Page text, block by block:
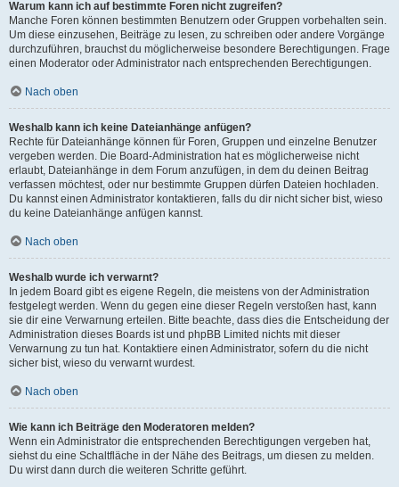
Warum kann ich auf bestimmte Foren nicht zugreifen?
Manche Foren können bestimmten Benutzern oder Gruppen vorbehalten sein.
Um diese einzusehen, Beiträge zu lesen, zu schreiben oder andere Vorgänge
durchzuführen, brauchst du möglicherweise besondere Berechtigungen. Frage
einen Moderator oder Administrator nach entsprechenden Berechtigungen.
Nach oben
Weshalb kann ich keine Dateianhänge anfügen?
Rechte für Dateianhänge können für Foren, Gruppen und einzelne Benutzer
vergeben werden. Die Board-Administration hat es möglicherweise nicht
erlaubt, Dateianhänge in dem Forum anzufügen, in dem du deinen Beitrag
verfassen möchtest, oder nur bestimmte Gruppen dürfen Dateien hochladen.
Du kannst einen Administrator kontaktieren, falls du dir nicht sicher bist, wieso
du keine Dateianhänge anfügen kannst.
Nach oben
Weshalb wurde ich verwarnt?
In jedem Board gibt es eigene Regeln, die meistens von der Administration
festgelegt werden. Wenn du gegen eine dieser Regeln verstoßen hast, kann
sie dir eine Verwarnung erteilen. Bitte beachte, dass dies die Entscheidung der
Administration dieses Boards ist und phpBB Limited nichts mit dieser
Verwarnung zu tun hat. Kontaktiere einen Administrator, sofern du die nicht
sicher bist, wieso du verwarnt wurdest.
Nach oben
Wie kann ich Beiträge den Moderatoren melden?
Wenn ein Administrator die entsprechenden Berechtigungen vergeben hat,
siehst du eine Schaltfläche in der Nähe des Beitrags, um diesen zu melden.
Du wirst dann durch die weiteren Schritte geführt.